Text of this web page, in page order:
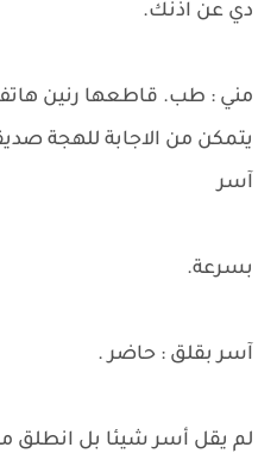
دي عن اذنك.
مني : طب. قاطعها رنين
يتمكن من الاجابة للهجة
آسر
بسرعة.
آسر بقلق : حاضر .
لم يقل أسر شيئا بل انطلق